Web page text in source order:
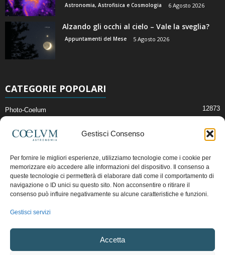
Gestisci Consenso
Per fornire le migliori esperienze, utilizziamo tecnologie come i cookie per
memorizzare e/o accedere alle informazioni del dispositivo. Il consenso a
queste tecnologie ci permetterà di elaborare dati come il comportamento di
navigazione o ID unici su questo sito. Non acconsentire o ritirare il
consenso può influire negativamente su alcune caratteristiche e funzioni.
Gestisci servizi
Accetta
Astronomia, Astrofisica e Cosmologia 6 Agosto 2026
Alzando gli occhi al cielo – Vale la sveglia?
Appuntamenti del Mese 5 Agosto 2026
CATEGORIE POPOLARI
Photo-Coelum 12873
News di Astronomia 2409
Cielo del Mese
Astronomia, Astrofisica e Cosmologia
Articoli e Risorse On-Line
Copyright © 1997 - 2024 vietata la riproduzione.